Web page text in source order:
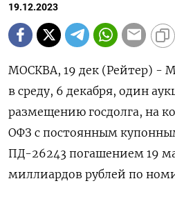
19.12.2023
МОСКВА, 19 дек (Рейтер) -
в среду, 6 декабря, один
размещению госдолга, на
ОФЗ с постоянным
ПД-26243 погашением 19
миллиардов рублей по